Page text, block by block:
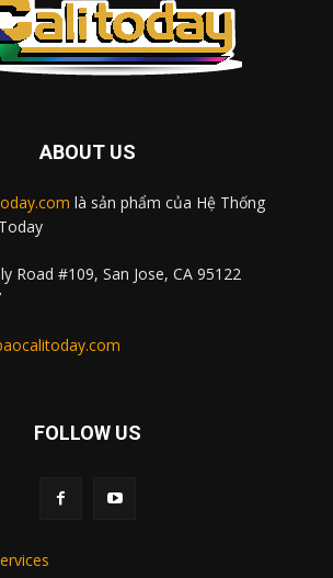
ABOUT US
là sản phẩm của Hệ Thống
Road #109, San Jose, CA 95122
FOLLOW US